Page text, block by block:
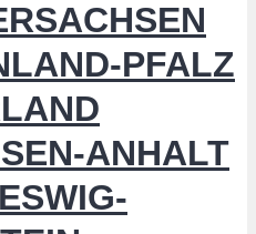
PFALZ
ANHALT